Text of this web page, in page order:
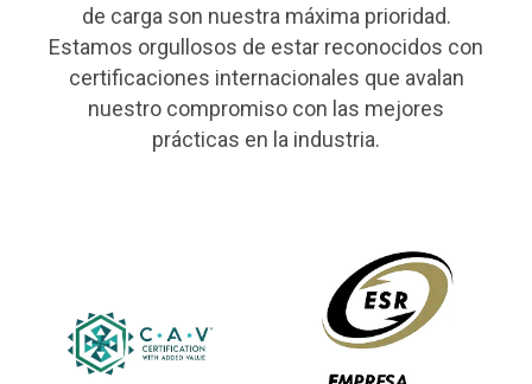
de carga son nuestra máxima prioridad.
Estamos orgullosos de estar reconocidos con
certificaciones internacionales que avalan
nuestro compromiso con las mejores
prácticas en la industria.